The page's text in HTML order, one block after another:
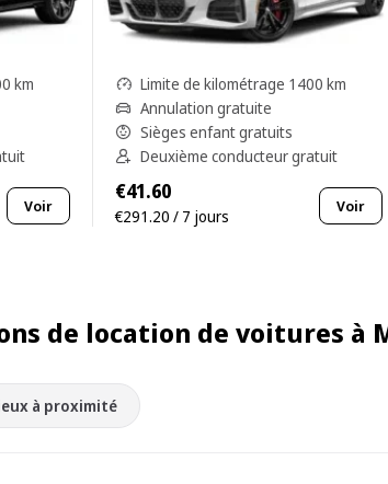
km
Voir
Limite de kilométrage 1400 km
Annulation gratuite
Sièges enfant gratuits
Deuxième conducteur gratuit
€41.60
€291.20 / 7 jours Voir
de location de voitures à
à proximité